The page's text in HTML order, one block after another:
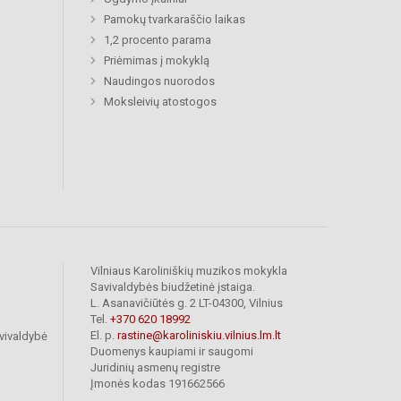
Pamokų tvarkaraščio laikas
1,2 procento parama
Priėmimas į mokyklą
Naudingos nuorodos
Moksleivių atostogos
Vilniaus Karoliniškių muzikos mokykla
Savivaldybės biudžetinė įstaiga.
L. Asanavičiūtės g. 2 LT-04300, Vilnius
Tel. +370 620 18992
El. p. rastine@karoliniskiu.vilnius.lm.lt
Duomenys kaupiami ir saugomi
Juridinių asmenų registre
Įmonės kodas 191662566